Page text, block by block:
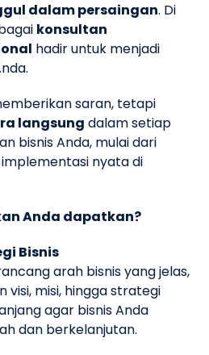
dalam persaingan. Di
konsultan
hadir untuk menjadi
saran, tetapi
langsung dalam setiap
bisnis Anda, mulai dari
nyata di
Anda dapatkan?
Bisnis
arah bisnis yang jelas,
visi, misi, hingga strategi
agar bisnis Anda
dan berkelanjutan.